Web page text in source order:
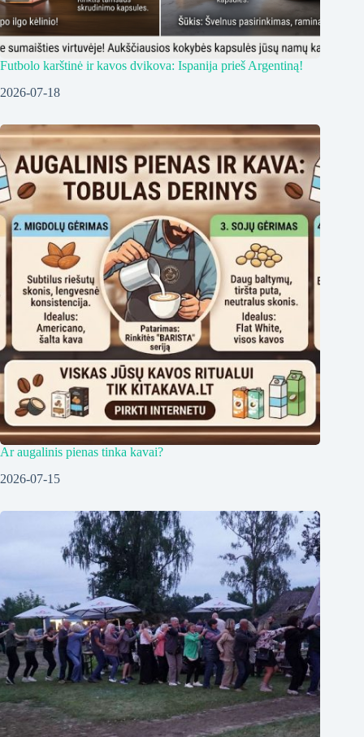
Futbolo karštinė ir kavos dvikova: Ispanija prieš Argentiną!
2026-07-18
Ar augalinis pienas tinka kavai?
2026-07-15